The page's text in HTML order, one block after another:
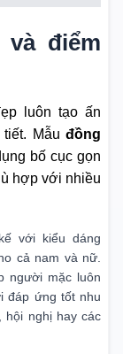
điểm
luôn tạo ấn
Mẫu đồng
bố cục gọn
hợp với nhiều
với kiểu dáng
cả nam và nữ.
người mặc luôn
đáp ứng tốt nhu
hội nghị hay các